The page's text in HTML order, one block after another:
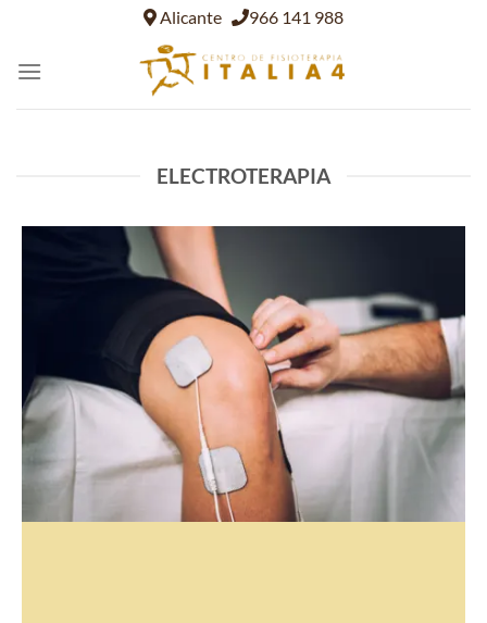
contenido
Alicante 966 141 988
ELECTROTERAPIA